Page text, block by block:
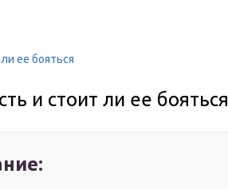
ее бояться
и стоит ли ее бояться